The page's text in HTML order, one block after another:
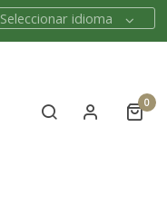
Seleccionar idioma
0